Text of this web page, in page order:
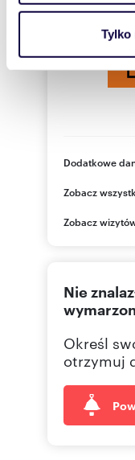
i reklam, aby
korzystasz z
Partnerzy mogą
Tylko
Dodatkowe
Warszawa
PL
Zobacz
Zobacz
Nie
Określ
otrzymuj